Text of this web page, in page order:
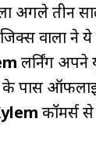
अगले तीन
वाला ने
लर्निंग
के पास
कॉमर्स से